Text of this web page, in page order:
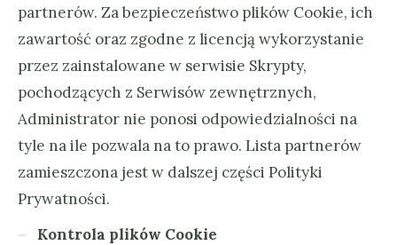
partnerów. Za bezpieczeństwo plików Cookie, ich
zawartość oraz zgodne z licencją wykorzystanie
przez zainstalowane w serwisie Skrypty,
pochodzących z Serwisów zewnętrznych,
Administrator nie ponosi odpowiedzialności na
tyle na ile pozwala na to prawo. Lista partnerów
zamieszczona jest w dalszej części Polityki
Prywatności.
Kontrola plików Cookie